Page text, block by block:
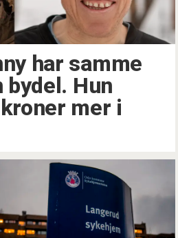
har samme
bydel. Hun
mer i